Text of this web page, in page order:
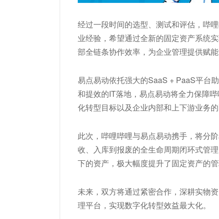
经过一段时间的选型、测试和评估，哔
业经验，希望通过全新的固定资产系统
部全链条协作效率，为企业管理提供赋
易点易动依托强大的SaaS + PaaS平台
和提效的IT落地，易点易动将全力保障
化转型目标以及企业内部和上下游业务
此次，哔哩哔哩与易点易动携手，将分
收、入库到报废的全生命周期闭环式管
下的资产，极大幅度提升了固定资产的
未来，双方将通过紧密合作，深耕实物
理平台，实现数字化转型效益最大化。